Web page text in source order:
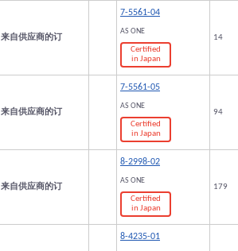
来自供应商的订
7-5561-04
AS ONE
Certified
in Japan
14
来自供应商的订
7-5561-05
AS ONE
Certified
in Japan
94
来自供应商的订
8-2998-02
AS ONE
Certified
in Japan
179
8-4235-01